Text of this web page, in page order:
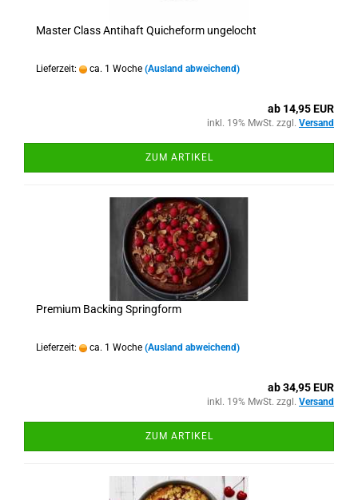
Master Class Antihaft Quicheform ungelocht
Lieferzeit: ca. 1 Woche (Ausland abweichend)
ab 14,95 EUR
inkl. 19% MwSt. zzgl. Versand
ZUM ARTIKEL
Premium Backing Springform
Lieferzeit: ca. 1 Woche (Ausland abweichend)
ab 34,95 EUR
inkl. 19% MwSt. zzgl. Versand
ZUM ARTIKEL